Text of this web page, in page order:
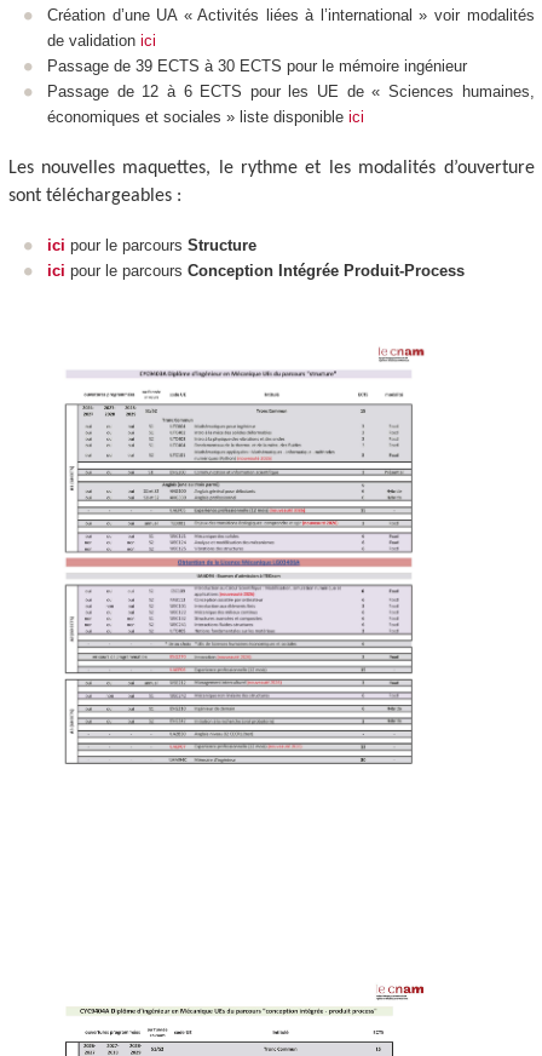
Création d’une UA« Activités liées à l’international » voir modalités
de validation ici
Passage de 39 ECTS à 30 ECTS pour le mémoire ingénieur
Passage de 12 à 6 ECTS pour les UE de « Sciences humaines,
économiques et sociales » liste disponible ici
Les nouvelles maquettes, le rythme et les modalités d’ouverture
sont téléchargeables :
ici pour le parcours Structure
ici pour le parcours Conception Intégrée Produit-Process